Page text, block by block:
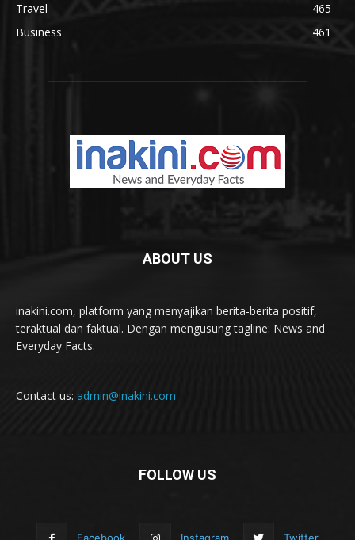
Travel
465
Business
461
ABOUT US
inakini.com, platform yang menyajikan berita-berita positif,
teraktual dan faktual. Dengan mengusung tagline: News and
Everyday Facts.
Contact us: admin@inakini.com
FOLLOW US